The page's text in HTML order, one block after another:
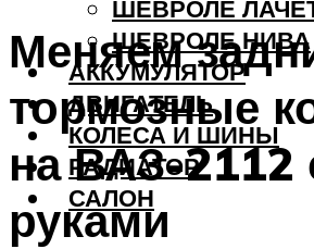
ШЕВРОЛЕ
ШЕВРОЛЕ НИВА
АККУМУЛЯТОР
ДВИГАТЕЛЬ
КОЛЕСА И ШИНЫ
РАДИАТОР
САЛОН
Меняем
тормозные
на ВАЗ-2112
руками